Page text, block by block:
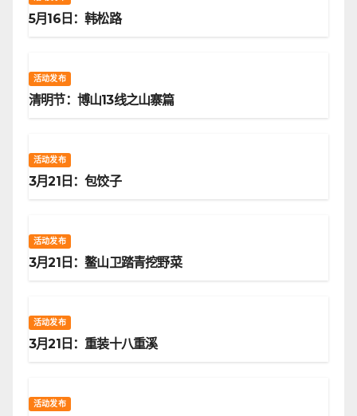
5月16日：韩松路
活动发布
清明节：博山13线之山寨篇
活动发布
3月21日：包饺子
活动发布
3月21日：鳌山卫踏青挖野菜
活动发布
3月21日：重装十八重溪
活动发布